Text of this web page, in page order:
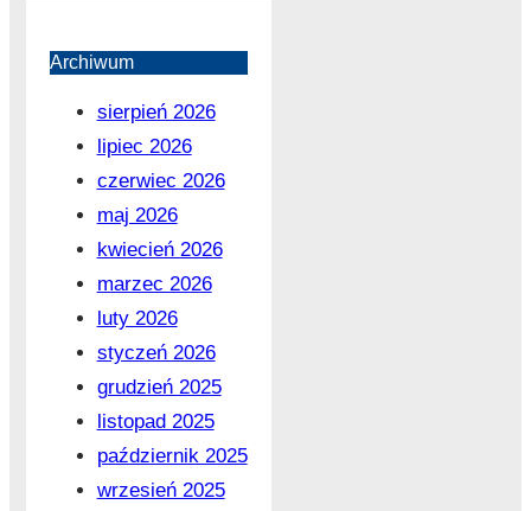
Archiwum
sierpień 2026
lipiec 2026
czerwiec 2026
maj 2026
kwiecień 2026
marzec 2026
luty 2026
styczeń 2026
grudzień 2025
listopad 2025
październik 2025
wrzesień 2025